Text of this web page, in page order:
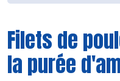
Filets de
la purée